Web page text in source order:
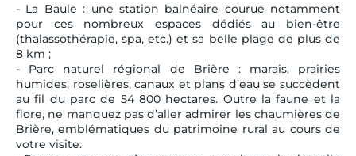
- La Baule : une station balnéaire courue notamment
pour ces nombreux espaces dédiés au bien-être
(thalassothérapie, spa, etc.) et sa belle plage de plus de
8 km ;
- Parc naturel régional de Brière : marais, prairies
humides, roselières, canaux et plans d’eau se succèdent
au fil du parc de 54 800 hectares. Outre la faune et la
flore, ne manquez pas d’aller admirer les chaumières de
Brière, emblématiques du patrimoine rural au cours de
votre visite.